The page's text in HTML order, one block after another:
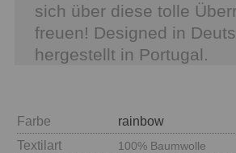
sich über diese tolle
freuen! Designed in
hergestellt in Portugal.
Farbe
Textilart
100% Baumwolle